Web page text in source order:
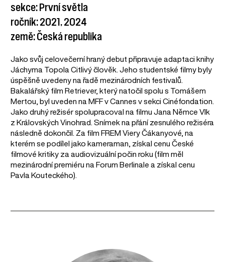
sekce: První světla
ročník: 2021, 2024
země: Česká republika
Jako svůj celovečerní hraný debut připravuje adaptaci knihy
Jáchyma Topola Citlivý člověk. Jeho studentské filmy byly
úspěšně uvedeny na řadě mezinárodních festivalů.
Bakalářský film Retriever, který natočil spolu s Tomášem
Mertou, byl uveden na MFF v Cannes v sekci Cinéfondation.
Jako druhý režisér spolupracoval na filmu Jana Němce Vlk
z Královských Vinohrad. Snímek na přání zesnulého režiséra
následně dokončil. Za film FREM Viery Čákanyové, na
kterém se podílel jako kameraman, získal cenu České
filmové kritiky za audiovizuální počin roku (film měl
mezinárodní premiéru na Forum Berlinale a získal cenu
Pavla Kouteckého).